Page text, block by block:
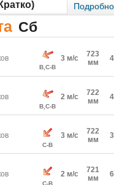
Подробно
Сб
В,С-В
3 м/с
723
мм
В,С-В
2 м/с
722
мм
С-В
3 м/с
722
мм
С-В
2 м/с
721
мм